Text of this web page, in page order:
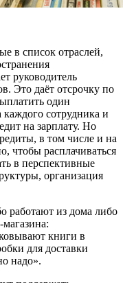
в список отраслей,
руководитель
Это даёт отсрочку по
один
сотрудника и
на зарплату. Но
в том числе и на
чтобы расплачиваться
в перспективные
организация
работают из дома либо
книги в
для доставки
надо».